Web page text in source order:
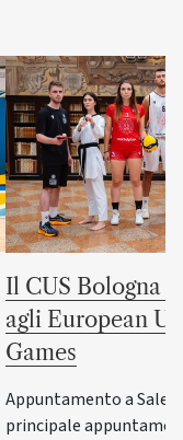
Il CUS Bologna
agli European
Games
Appuntamento a
principale